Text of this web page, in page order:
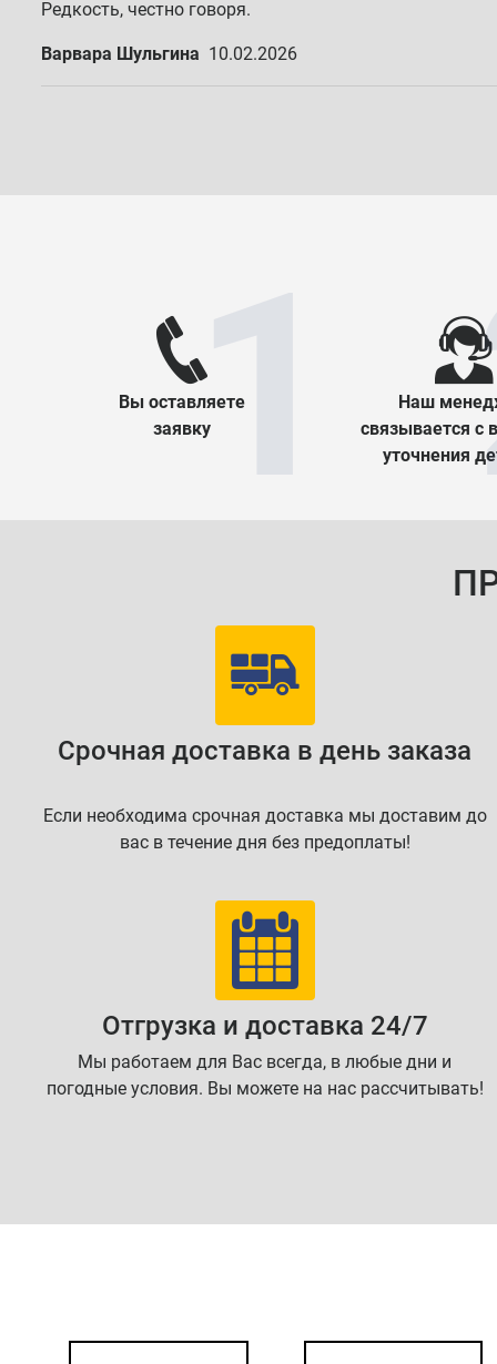
Редкость, честно говоря.
Варвара Шульгина 10.02.2026
Вы оставляете
заявку
Наш
связывается с
уточнения
Срочная доставка в день заказа
Если необходима срочная доставка мы доставим до
вас в течение дня без предоплаты!
Отгрузка и доставка 24/7
Мы работаем для Вас всегда, в любые дни и
погодные условия. Вы можете на нас рассчитывать!